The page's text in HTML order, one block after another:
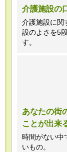
が、こ
行って
株式会
報保
（受付
く・営
介護施設の
介護施設に関
設のよさを5
す。
あなたの街
ことが出来
時間がない中
いもの。